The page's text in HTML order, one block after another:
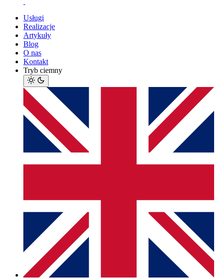
Usługi
Realizacje
Artykuły
Blog
O nas
Kontakt
Tryb ciemny